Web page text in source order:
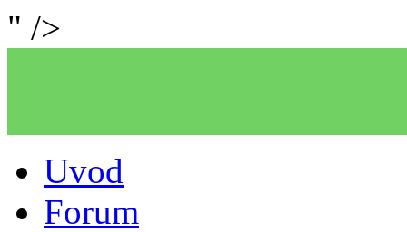
" />
Uvod
Forum